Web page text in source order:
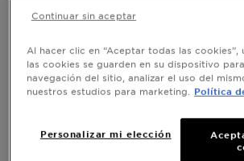
FRUCTIS HAIR FOOD
SANDIA REVITALIZANTE
0,0/5 (0 Reseñas)
ACONDICIONADOR GARNIER HAIR
REVITALIZANTE PARA CABELLO
Al hacer clic en “Aceptar todas las cookies”,
las cookies se guarden en su dispositivo
navegación del sitio, analizar el uso del
nuestros estudios para marketing. Política
Personalizar mi elección
Continuar sin aceptar